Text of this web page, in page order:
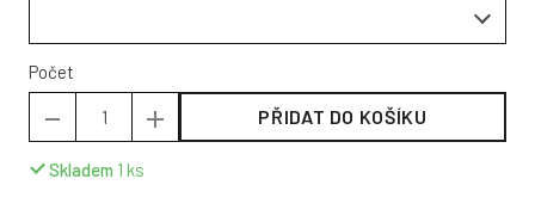
Počet
PŘIDAT DO KOŠÍKU
Skladem 1 ks